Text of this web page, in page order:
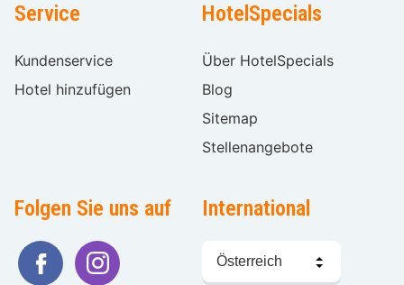
Service
Kundenservice
Hotel hinzufügen
HotelSpecials
Über HotelSpecials
Blog
Sitemap
Stellenangebote
Folgen Sie uns auf International
Sprache
wählen